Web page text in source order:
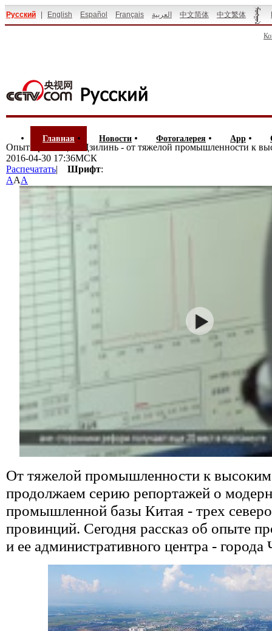
Русский English Español Français العربية 中文简体 中文繁体
Главная Новости Фотогалерея App
Опыт провинции Цзилинь - от тяжелой промышленности к
2016-04-30 17:36МСК
Распечатать| Шрифт:
AAA
От тяжелой промышленности к
продолжаем серию репортажей о
промышленной базы Китая - трех
провинций. Сегодня рассказ об опыте
и ее административного центра - города